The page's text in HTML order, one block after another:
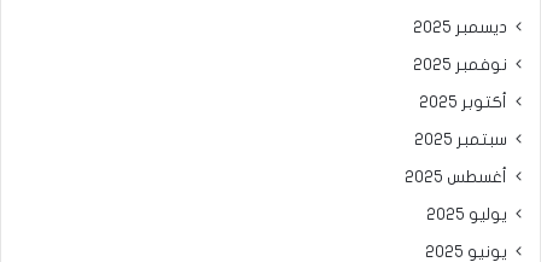
ديسمبر 2025
نوفمبر 2025
أكتوبر 2025
سبتمبر 2025
أغسطس 2025
يوليو 2025
يونيو 2025